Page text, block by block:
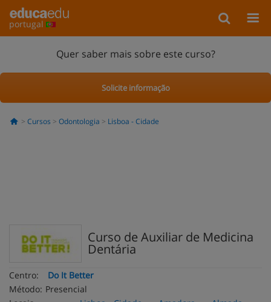
portugal
Quer saber mais sobre este curso?
Solicite informação
Cursos Odontologia Lisboa - Cidade
Curso de Auxiliar de Medicina
Dentária
Centro:
Do It Better
Método: Presencial